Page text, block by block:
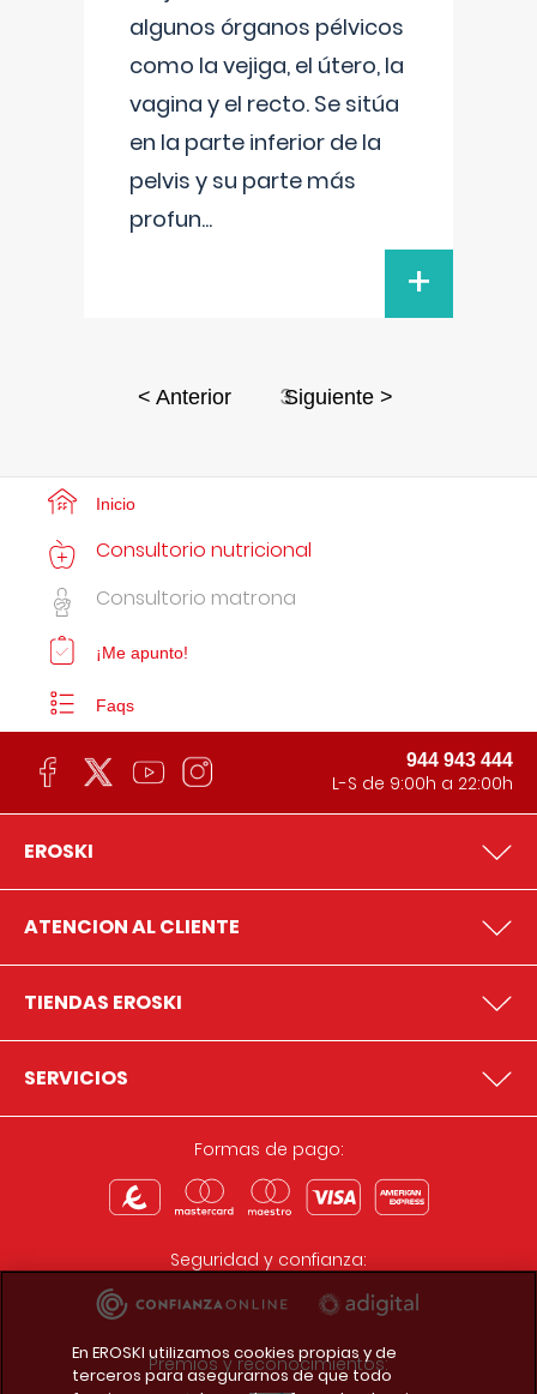
algunos órganos pélvicos
como la vejiga, el útero, la
vagina y el recto. Se sitúa
en la parte inferior de la
pelvis y su parte más
profun...
+
< Anterior 3Siguiente >
Inicio
Consultorio nutricional
Consultorio matrona
¡Me apunto!
Faqs
944 943 444
L-S de 9:00h a 22:00h
EROSKI
ATENCION AL CLIENTE
TIENDAS EROSKI
SERVICIOS
Formas de pago:
Seguridad y confianza:
Premios y reconocimientos:
En EROSKI utilizamos cookies propias y de
terceros para asegurarnos de que todo